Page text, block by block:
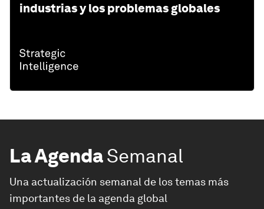
industrias y los problemas globales
La AgendaSemanal
Una actualización semanal de los temas más
importantes de la agenda global